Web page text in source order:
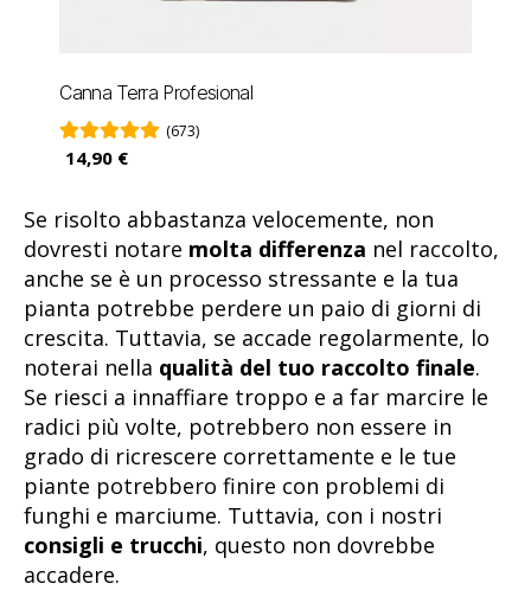
Canna Terra Profesional
(673)
14,90 €
Se risolto abbastanza velocemente, non
dovresti notare molta differenza nel raccolto,
anche se è un processo stressante e la tua
pianta potrebbe perdere un paio di giorni di
crescita. Tuttavia, se accade regolarmente, lo
noterai nella qualità del tuo raccolto finale.
Se riesci a innaffiare troppo e a far marcire le
radici più volte, potrebbero non essere in
grado di ricrescere correttamente e le tue
piante potrebbero finire con problemi di
funghi e marciume. Tuttavia, con i nostri
consigli e trucchi, questo non dovrebbe
accadere.